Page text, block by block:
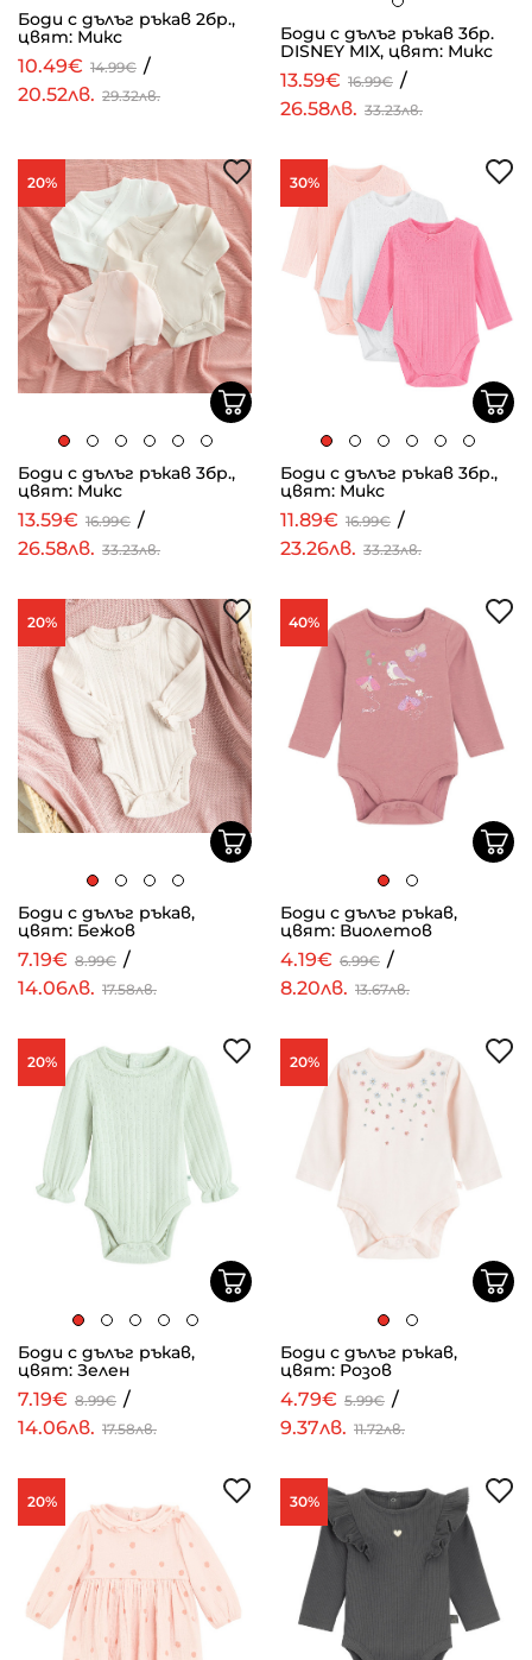
Боди с дълъг ръкав 2бр.,
цвят: Микс
10.49€ 14.99€ /
20.52лв. 29.32лв.
Боди с дълъг ръкав 3бр.
DISNEY MIX, цвят: Микс
13.59€ 16.99€ /
26.58лв. 33.23лв.
20%
Боди с дълъг ръкав 3бр.,
цвят: Микс
13.59€ 16.99€ /
26.58лв. 33.23лв.
30%
Боди с дълъг ръкав 3бр.,
цвят: Микс
11.89€ 16.99€ /
23.26лв. 33.23лв.
20%
Боди с дълъг ръкав,
цвят: Бежов
7.19€ 8.99€ /
14.06лв. 17.58лв.
40%
Боди с дълъг ръкав,
цвят: Виолетов
4.19€ 6.99€ /
8.20лв. 13.67лв.
20%
Боди с дълъг ръкав,
цвят: Зелен
7.19€ 8.99€ /
14.06лв. 17.58лв.
20%
Боди с дълъг ръкав,
цвят: Розов
4.79€ 5.99€ /
9.37лв. 11.72лв.
20% 30%